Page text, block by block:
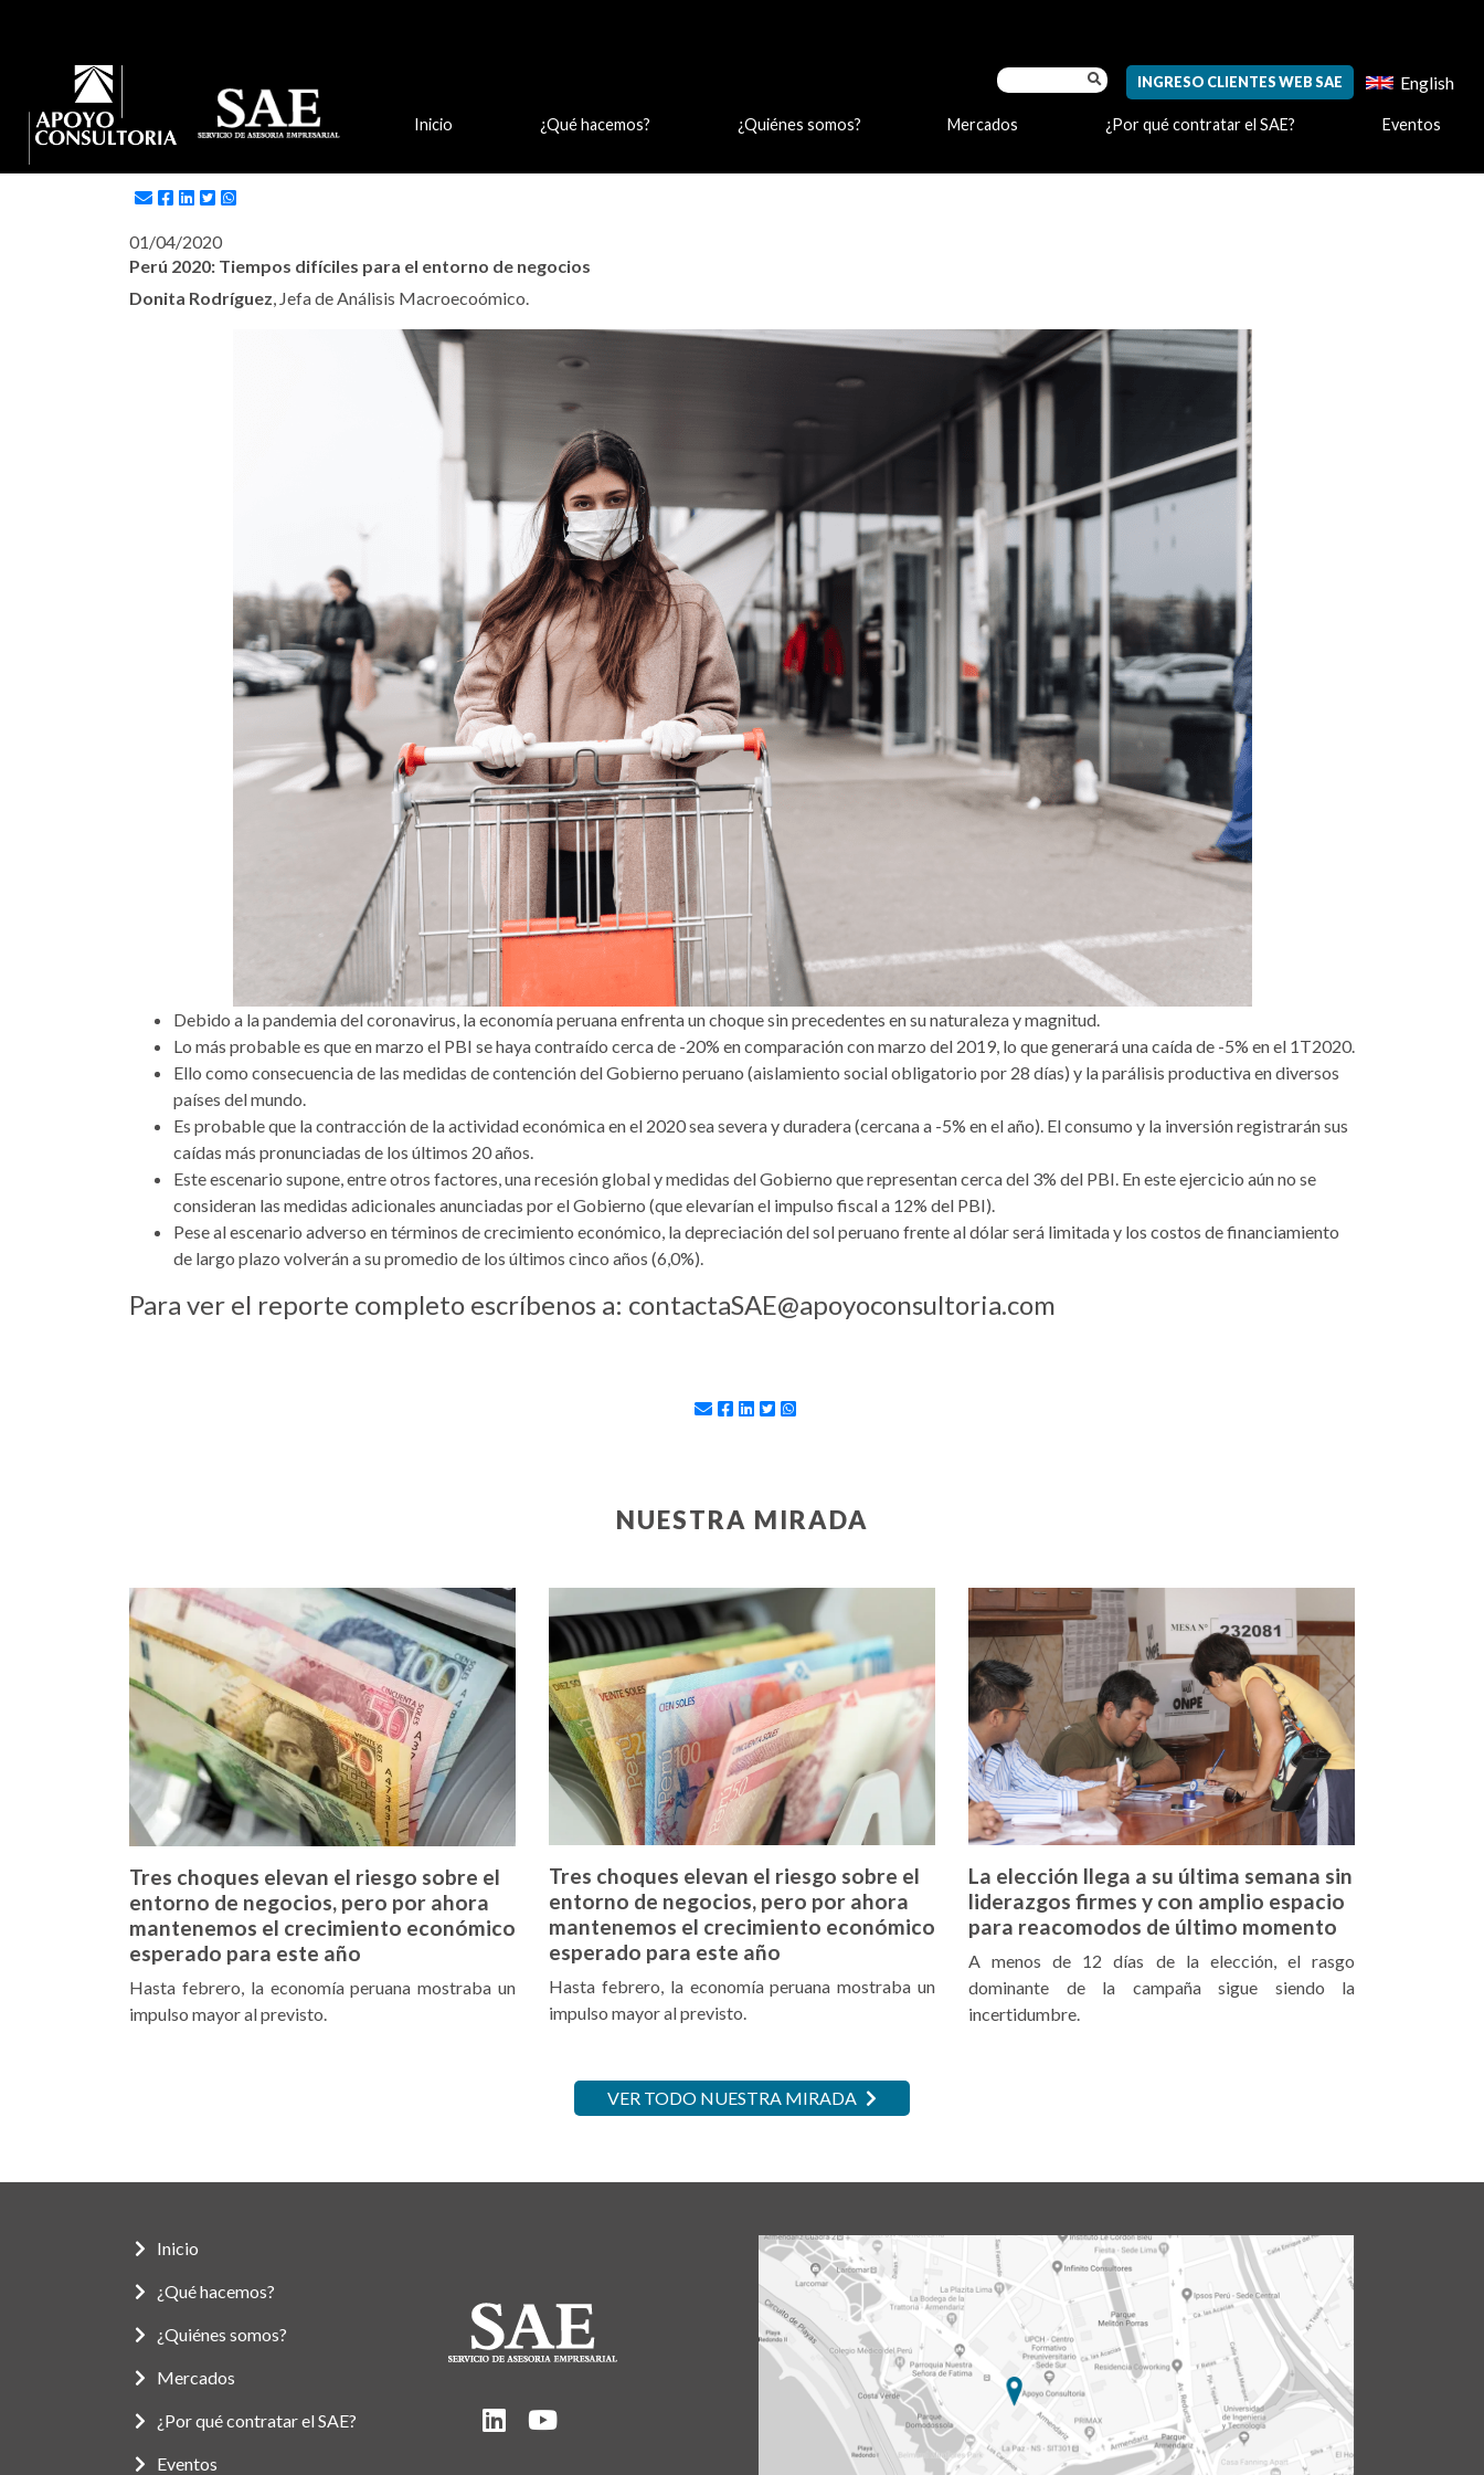
English
INGRESO CLIENTES WEB SAE
Inicio ¿Qué hacemos? ¿Quiénes somos? Mercados ¿Por qué contratar el SAE? Eventos
01/04/2020
Perú 2020: Tiempos difíciles para el entorno de negocios
Donita Rodríguez, Jefa de Análisis Macroecoómico.
Debido a la pandemia del coronavirus, la economía peruana enfrenta un choque sin precedentes en su naturaleza y magnitud.
Lo más probable es que en marzo el PBI se haya contraído cerca de -20% en comparación con marzo del 2019, lo que generará una caída de -5% en el 1T2020.
Ello como consecuencia de las medidas de contención del Gobierno peruano (aislamiento social obligatorio por 28 días) y la parálisis productiva en diversos
países del mundo.
Es probable que la contracción de la actividad económica en el 2020 sea severa y duradera (cercana a -5% en el año). El consumo y la inversión registrarán sus
caídas más pronunciadas de los últimos 20 años.
Este escenario supone, entre otros factores, una recesión global y medidas del Gobierno que representan cerca del 3% del PBI. En este ejercicio aún no se
consideran las medidas adicionales anunciadas por el Gobierno (que elevarían el impulso fiscal a 12% del PBI).
Pese al escenario adverso en términos de crecimiento económico, la depreciación del sol peruano frente al dólar será limitada y los costos de financiamiento
de largo plazo volverán a su promedio de los últimos cinco años (6,0%).
Para ver el reporte completo escríbenos a: contactaSAE@apoyoconsultoria.com
NUESTRA MIRADA
Tres choques elevan el riesgo sobre el
entorno de negocios, pero por ahora
mantenemos el crecimiento económico
esperado para este año
Hasta febrero, la economía peruana mostraba un
impulso mayor al previsto.
Tres choques elevan el riesgo sobre el
entorno de negocios, pero por ahora
mantenemos el crecimiento económico
esperado para este año
Hasta febrero, la economía peruana mostraba un
impulso mayor al previsto.
La elección llega a su última semana sin
liderazgos firmes y con amplio espacio
para reacomodos de último momento
A menos de 12 días de la elección, el rasgo
dominante de la campaña sigue siendo la
incertidumbre.
VER TODO NUESTRA MIRADA
Inicio
¿Qué hacemos?
¿Quiénes somos?
Mercados
¿Por qué contratar el SAE?
Eventos